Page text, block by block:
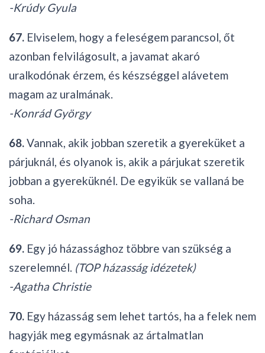
-Krúdy Gyula
67. Elviselem, hogy a feleségem parancsol, őt
azonban felvilágosult, a javamat akaró
uralkodónak érzem, és készséggel alávetem
magam az uralmának.
-Konrád György
68.Vannak, akik jobban szeretik a gyereküket a
párjuknál, és olyanok is, akik a párjukat szeretik
jobban a gyereküknél. De egyikük se vallaná be
soha.
-Richard Osman
69. Egy jó házassághoz többre van szükség a
szerelemnél. (TOP házasság idézetek)
-Agatha Christie
70. Egy házasság sem lehet tartós, ha a felek nem
hagyják meg egymásnak az ártalmatlan